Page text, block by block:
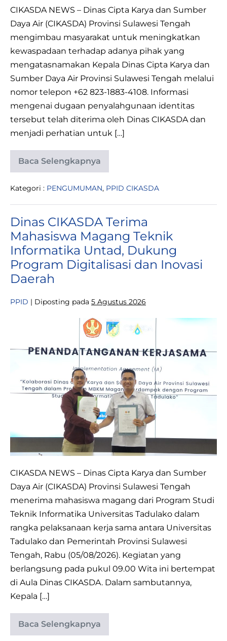
CIKASDA NEWS – Dinas Cipta Karya dan Sumber
Daya Air (CIKASDA) Provinsi Sulawesi Tengah
mengimbau masyarakat untuk meningkatkan
kewaspadaan terhadap adanya pihak yang
mengatasnamakan Kepala Dinas Cipta Karya dan
Sumber Daya Air Provinsi Sulawesi Tengah melalui
nomor telepon +62 823-1883-4108. Informasi
mengenai dugaan penyalahgunaan identitas
tersebut telah diterima oleh Dinas CIKASDA dan
menjadi perhatian untuk […]
Baca Selengkapnya
Waspada
Penyalahgunaan
Kepala
Masyarakat
Tidak
Mudah
Percaya
Kategori : PENGUMUMAN, PPID CIKASDA
Dinas CIKASDA Terima
Mahasiswa Magang Teknik
Informatika Untad, Dukung
Program Digitalisasi dan Inovasi
Daerah
PPID | Diposting pada 5 Agustus 2026
Terima
Magang
Teknik
Dukung
dan
Inovasi
Daerah
CIKASDA NEWS – Dinas Cipta Karya dan Sumber
Daya Air (CIKASDA) Provinsi Sulawesi Tengah
menerima mahasiswa magang dari Program Studi
Teknik Informatika Universitas Tadulako dalam
rangka pelaksanaan kerja sama antara Universitas
Tadulako dan Pemerintah Provinsi Sulawesi
Tengah, Rabu (05/08/2026). Kegiatan yang
berlangsung pada pukul 09.00 Wita ini bertempat
di Aula Dinas CIKASDA. Dalam sambutannya,
Kepala […]
Baca Selengkapnya
Dinas
CIKASDA